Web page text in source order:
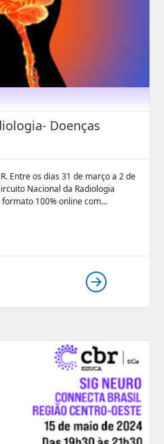
Doenças
Entre os dias 31 de março a 2 de
Nacional da Radiologia
100% online com...